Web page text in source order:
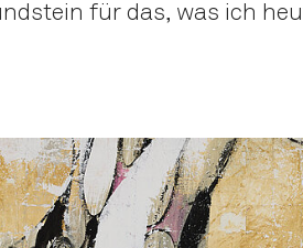
für das, was ich